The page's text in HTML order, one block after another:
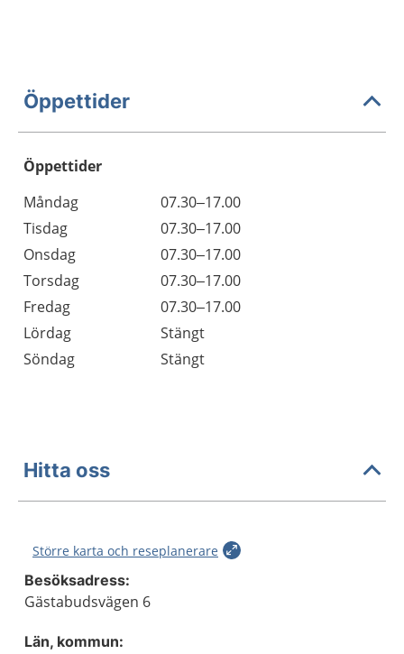
Öppettider
Öppettider
Dag
Öppettider
Kommentarer
Måndag
07.30–17.00
Tisdag
07.30–17.00
Onsdag
07.30–17.00
Torsdag
07.30–17.00
Fredag
07.30–17.00
Lördag
Stängt
Söndag
Stängt
Hitta oss
Större karta och reseplanerare
Besöksadress:
Gästabudsvägen 6
Län, kommun: